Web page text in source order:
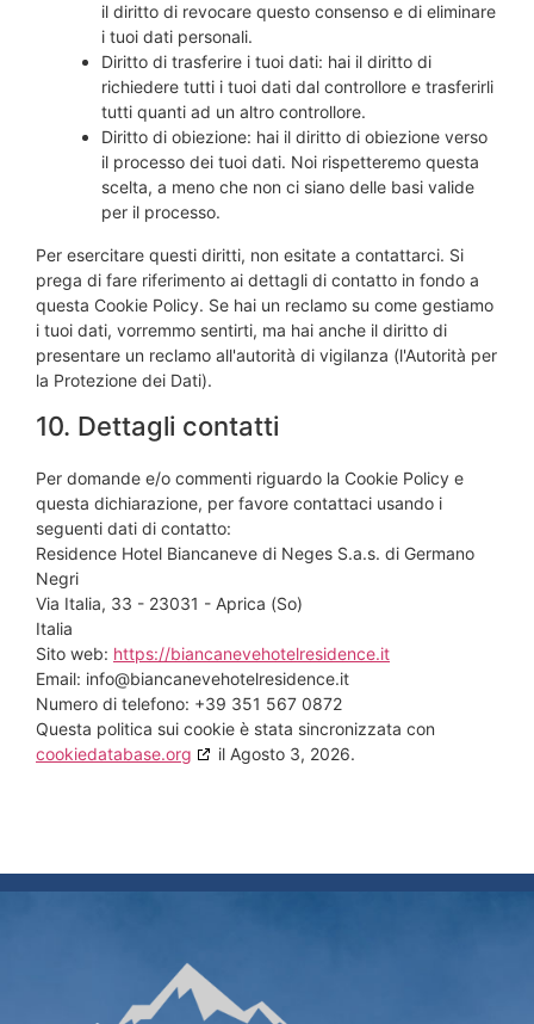
il diritto di revocare questo consenso e di eliminare
i tuoi dati personali.
Diritto di trasferire i tuoi dati: hai il diritto di
richiedere tutti i tuoi dati dal controllore e trasferirli
tutti quanti ad un altro controllore.
Diritto di obiezione: hai il diritto di obiezione verso
il processo dei tuoi dati. Noi rispetteremo questa
scelta, a meno che non ci siano delle basi valide
per il processo.
Per esercitare questi diritti, non esitate a contattarci. Si
prega di fare riferimento ai dettagli di contatto in fondo a
questa Cookie Policy. Se hai un reclamo su come gestiamo
i tuoi dati, vorremmo sentirti, ma hai anche il diritto di
presentare un reclamo all'autorità di vigilanza (l'Autorità per
la Protezione dei Dati).
10. Dettagli contatti
Per domande e/o commenti riguardo la Cookie Policy e
questa dichiarazione, per favore contattaci usando i
seguenti dati di contatto:
Residence Hotel Biancaneve di Neges S.a.s. di Germano
Negri
Via Italia, 33 - 23031 - Aprica (So)
Italia
Sito web: https://biancanevehotelresidence.it
Email: info@biancanevehotelresidence.it
Numero di telefono: +39 351 567 0872
Questa politica sui cookie è stata sincronizzata con
cookiedatabase.org
il Agosto 3, 2026.